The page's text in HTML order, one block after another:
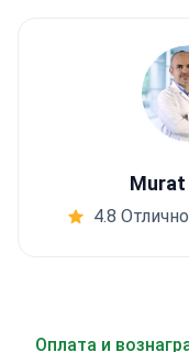
Murat
4.8 Отлично
Оплата и